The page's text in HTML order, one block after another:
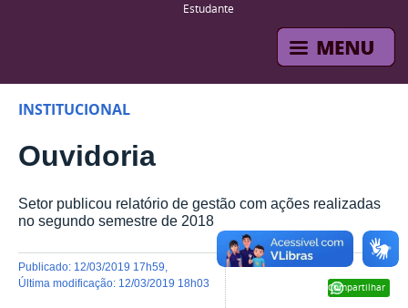
Estudante
INSTITUCIONAL
Ouvidoria
Setor publicou relatório de gestão com ações realizadas
no segundo semestre de 2018
Compartilhar
publicado: 12/03/2019 17h59
última modificação: 12/03/2019 18h03